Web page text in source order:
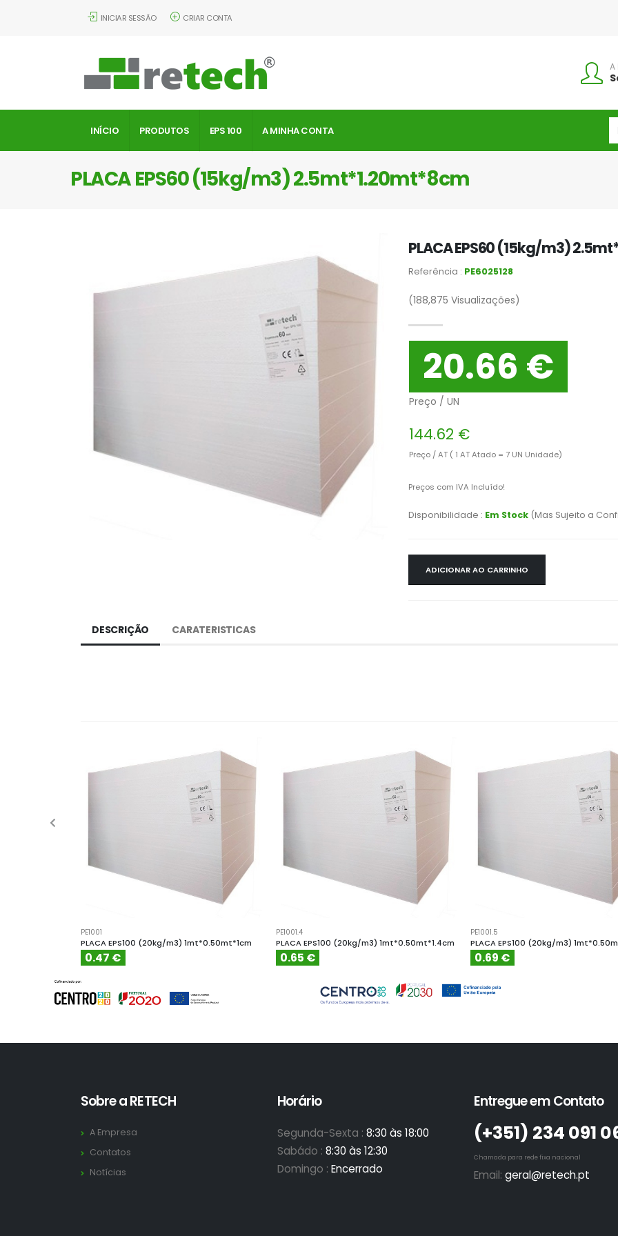
INICIAR SESSÃO CRIAR CONTA
A
INÍCIO PRODUTOS EPS 100 A MINHA CONTA
PLACA EPS60 (15kg/m3) 2.5mt*1.20mt*8cm
PLACA EPS60 (15kg/m3)
Referência : PE6025128
(188,875 Visualizações)
20.66 €
Preço / UN
144.62 €
Preço / AT ( 1 AT Atado = 7 UN Unidade)
Preços com IVA Incluído!
Disponibilidade : Em Stock (Mas Sujeito a
ADICIONAR AO CARRINHO
DESCRIÇÃO CARATERISTICAS
PE1001
PLACA EPS100 (20kg/m3) 1mt*0.50mt*1cm
0.47 €
PE1001.4
PLACA EPS100 (20kg/m3) 1mt*0.50mt*1.4cm
0.65 €
PE1001.5
PLACA EPS100 (20kg/m3)
0.69 €
Sobre a RETECH
A Empresa
Contatos
Notícias
Horário
Segunda-Sexta : 8:30 às 18:00
Sabádo : 8:30 às 12:30
Domingo : Encerrado
Entregue em Contato
(+351)­ 234 091
Chamada para rede fixa nacional
Email: geral@retech.pt